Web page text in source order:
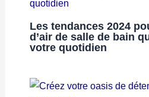
Les tendances 2024
d’air de salle de bain
votre quotidien